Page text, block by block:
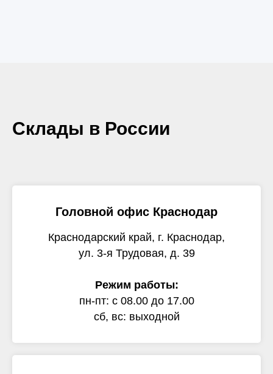
Склады в России
Головной офис Краснодар
Краснодарский край, г. Краснодар,
ул. 3-я Трудовая, д. 39
Режим работы:
пн-пт: с 08.00 до 17.00
сб, вс: выходной